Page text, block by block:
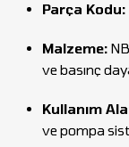
Parça Kodu:
Malzeme:
ve basınç
Kullanım
ve pompa